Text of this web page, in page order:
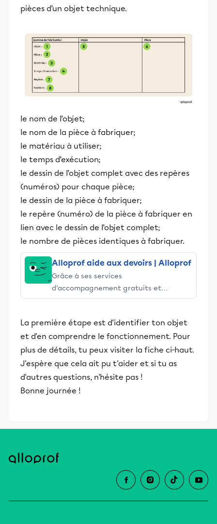
pièces d’un objet technique.
le nom de l’objet;
le nom de la pièce à fabriquer;
le matériau à utiliser;
le temps d’exécution;
le dessin de l’objet complet avec des repères
(numéros) pour chaque pièce;
le dessin de la pièce à fabriquer;
le repère (numéro) de la pièce à fabriquer en
lien avec le dessin de l’objet complet;
le nombre de pièces identiques à fabriquer.
Alloprof aide aux devoirs | Alloprof
Grâce à ses services
d’accompagnement gratuits et
stimulants, Alloprof engage les élèves
éducative.
La première étape est d'identifier ton objet
et d'en comprendre le fonctionnement. Pour
plus de détails, tu peux visiter la fiche ci-haut.
J'espère que cela ait pu t'aider et si tu as
d'autres questions, n'hésite pas !
Bonne journée !